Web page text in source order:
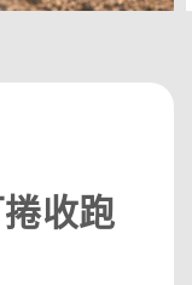
收跑